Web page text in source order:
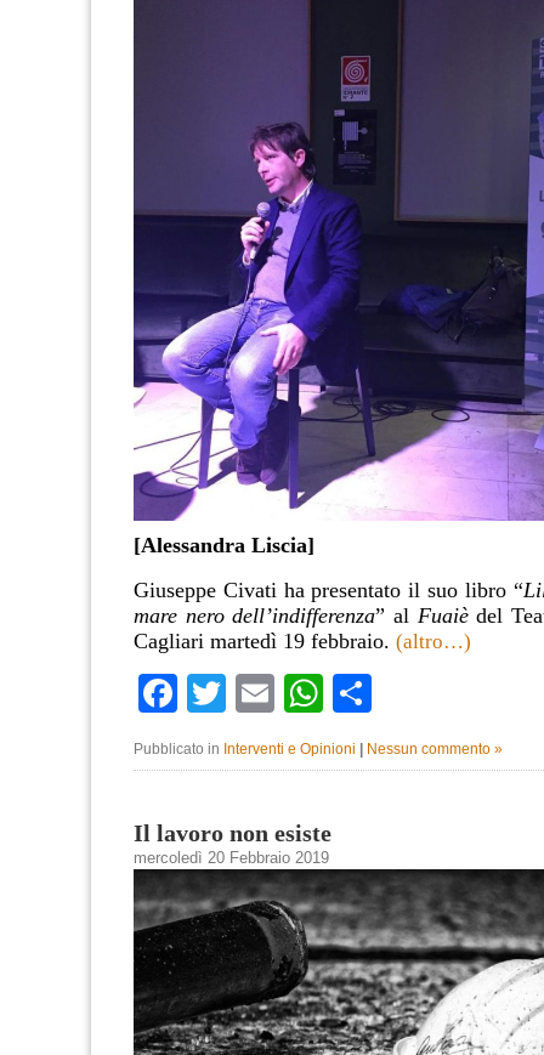
[Alessandra Liscia]
Giuseppe Civati ha presentato il suo libro “
mare nero dell’indifferenza” al Fuaièdel
Cagliari martedì 19 febbraio. (altro…)
Facebook
TwitterEmailWhatsApp
Pubblicato in Interventi e Opinioni Nessun commento »
Il lavoro non esiste
mercoledì 20 Febbraio 2019